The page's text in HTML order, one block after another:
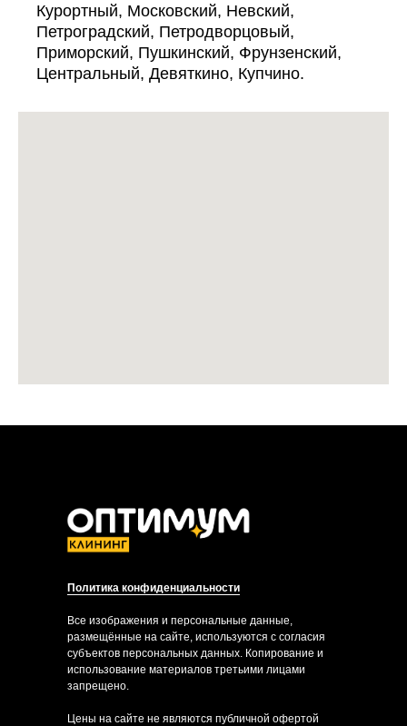
Курортный, Московский, Невский,
Петроградский, Петродворцовый,
Приморский, Пушкинский, Фрунзенский,
Центральный, Девяткино, Купчино.
Политика конфиденциальности
Все изображения и персональные данные,
размещённые на сайте, используются с согласия
субъектов персональных данных. Копирование и
использование материалов третьими лицами
запрещено.
Цены на сайте не являются публичной офертой